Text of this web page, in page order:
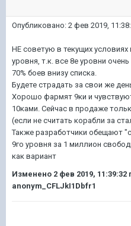
Опубликовано: 2 фев 2019,
НЕ советую в текущих условиях
уровня, т.к. все 8е уровни
70% боев внизу списка.
Будете страдать за свои же
Хорошо фармят 9ки и
10ками. Сейчас в продаже
(если не считать корабли за
Также разработчики обещают
9го уровня за 1 миллион
как вариант
Изменено 2 фев 2019, 11:39:32
anonym_CFLJkI1Dbfr1